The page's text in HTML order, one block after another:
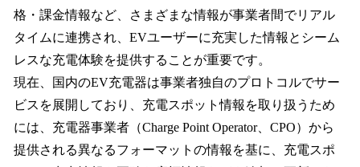
格・課金情報など、さまざまな情報が事業者間でリアル
タイムに連携され、EVユーザーに充実した情報とシーム
レスな充電体験を提供することが重要です。
現在、国内のEV充電器は事業者独自のプロトコルでサー
ビスを展開しており、充電スポット情報を取り扱うため
には、充電器事業者（Charge Point Operator、CPO）から
提供される異なるフォーマットの情報を基に、充電スポ